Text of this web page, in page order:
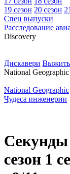
19 сезон 20 сезон
Спец выпуски
Расследование
Discovery
Дискавери
National Geographic
National Geographic
Чудеса инженерии
Секунды
сезон 1